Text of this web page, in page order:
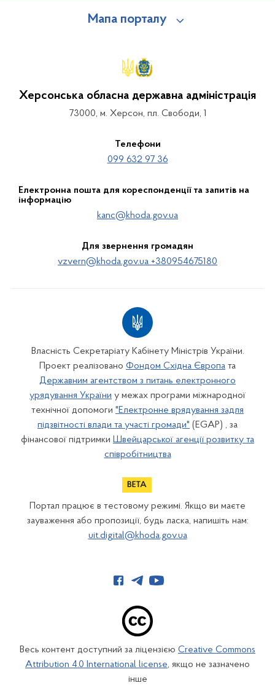
Мапа порталу
Херсонська обласна державна адміністрація
73000, м. Херсон, пл. Свободи, 1
Телефони
099 632 97 36
Електронна пошта для кореспонденції та запитів на
інформацію
kanc@khoda.gov.ua
Для звернення громадян
vzvern@khoda.gov.ua +380954675180
Власність Секретаріату Кабінету Міністрів України.
Проект реалізовано Фондом Східна Європа та
Державним агентством з питань електронного
урядування України у межах програми міжнародної
технічної допомоги "Електронне врядування задля
підзвітності влади та участі громади" (EGAP) , за
фінансової підтримки Швейцарської агенції розвитку та
співробітництва
Портал працює в тестовому режимі. Якщо ви маєте
зауваження або пропозиції, будь ласка, напишіть нам:
uit.digital@khoda.gov.ua
Весь контент доступний за ліцензією Creative Commons
Attribution 4.0 International license, якщо не зазначено
інше